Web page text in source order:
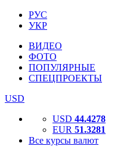
РУС
УКР
ВИДЕО
ФОТО
ПОПУЛЯРНЫЕ
СПЕЦПРОЕКТЫ
USD
USD 44.4278
EUR 51.3281
Все курсы валют